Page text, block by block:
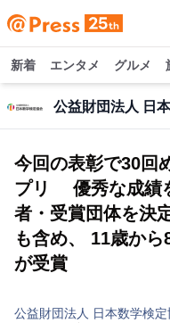
新着 エンタメ グルメ
公益財団法人 日
今回の表彰で30回
プリ 優秀な成績
者・受賞団体を決
も含め、 11歳か
が受賞
公益財団法人 日本数学検定